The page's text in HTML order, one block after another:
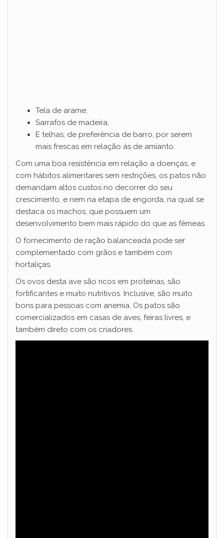
Tela de arame;
Sarrafos de madeira,
E telhas, de preferência de barro, por serem
mais frescas em relação às de amianto.
Com uma boa resistência em relação a doenças, e
com hábitos alimentares sem restrições, os patos não
demandam altos custos no decorrer do seu
crescimento, e nem na etapa de engorda, na qual se
destaca os machos, que possuem um
desenvolvimento bem mais rápido do que as fêmeas.
O fornecimento de ração balanceada pode ser
complementado com grãos e também com
hortaliças.
Os ovos desta ave são ricos em proteínas, são
fortificantes e muito nutritivos. Inclusive, são muito
bons para pessoas com anemia. Os patos são
comercializados em casas de aves, feiras livres, e
também direto com os criadores.